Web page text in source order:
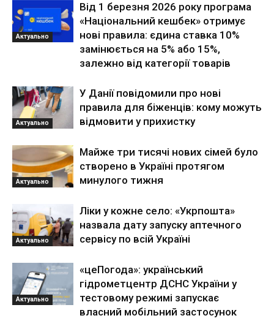
Актуально
Від 1 березня 2026 року програма
«Національний кешбек» отримує
нові правила: єдина ставка 10%
замінюється на 5% або 15%,
залежно від категорії товарів
Актуально
У Данії повідомили про нові
правила для біженців: кому можуть
відмовити у прихистку
Актуально
Майже три тисячі нових сімей було
створено в Україні протягом
минулого тижня
Актуально
Ліки у кожне село: «Укрпошта»
назвала дату запуску аптечного
сервісу по всій Україні
Актуально
«цеПогода»: український
гідрометцентр ДСНС України у
тестовому режимі запускає
власний мобільний застосунок